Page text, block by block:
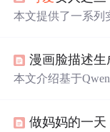
本文提供了一系列
制护肤品等内容。
本文介绍基于
角色方案、适配
做妈妈的一天